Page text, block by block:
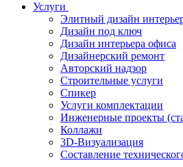
Услуги
Элитный дизайн
Дизайн под ключ
Дизайн интерьера офиса
Дизайнерский ремонт
Авторский надзор
Строительные услуги
Спикер
Услуги комплектации
Инженерные проекты
Коллажи
3D-Визуализация
Составление